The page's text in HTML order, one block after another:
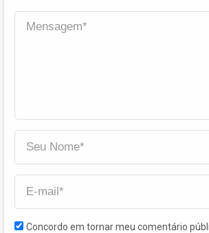
Concordo em tornar meu comentário